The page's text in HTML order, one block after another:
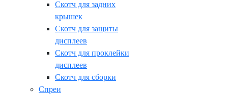
Скотч для задних
крышек
Скотч для защиты
дисплеев
Скотч для проклейки
дисплеев
Скотч для сборки
Спреи